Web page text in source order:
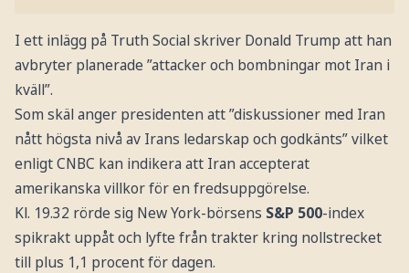
I ett inlägg på Truth Social skriver Donald Trump att han
avbryter planerade ”attacker och bombningar mot Iran i
kväll”.
Som skäl anger presidenten att ”diskussioner med Iran
nått högsta nivå av Irans ledarskap och godkänts” vilket
enligt CNBC kan indikera att Iran accepterat
amerikanska villkor för en fredsuppgörelse.
Kl. 19.32 rörde sig New York-börsens S&P 500-index
spikrakt uppåt och lyfte från trakter kring nollstrecket
till plus 1,1 procent för dagen.